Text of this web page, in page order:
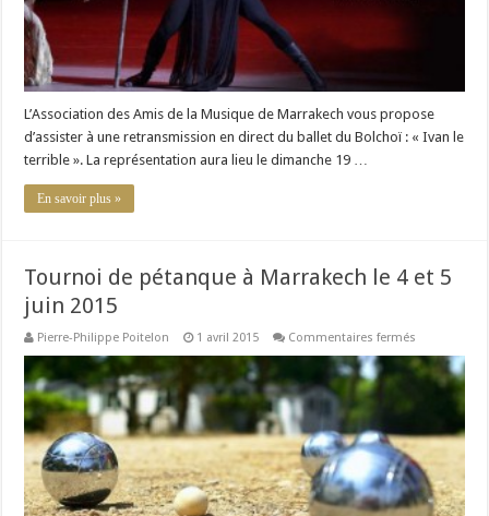
L’Association des Amis de la Musique de Marrakech vous propose
d’assister à une retransmission en direct du ballet du Bolchoï : « Ivan le
terrible ». La représentation aura lieu le dimanche 19 …
En savoir plus »
Tournoi de pétanque à Marrakech le 4 et 5
juin 2015
Pierre-Philippe Poitelon 1 avril 2015 Commentaires fermés
de
pétanque
4
5
juin
2015